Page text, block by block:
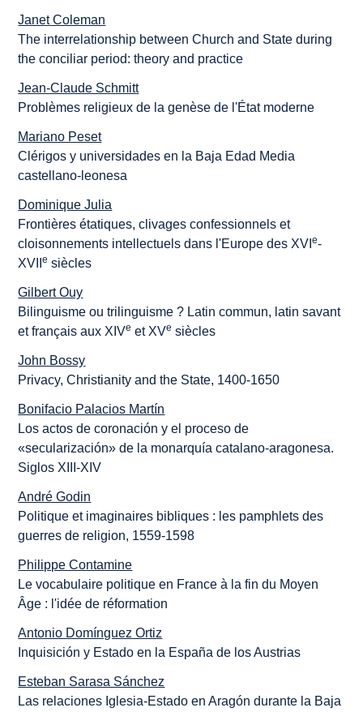
Janet Coleman
The interrelationship between Church and State during
the conciliar period: theory and practice
Jean-Claude Schmitt
Problèmes religieux de la genèse de l'État moderne
Mariano Peset
Clérigos y universidades en la Baja Edad Media
castellano-leonesa
Dominique Julia
Frontières étatiques, clivages confessionnels et
cloisonnements intellectuels dans l'Europe des XVIe-
XVIIe siècles
Gilbert Ouy
Bilinguisme ou trilinguisme ? Latin commun, latin savant
et français aux XIVe et XVe siècles
John Bossy
Privacy, Christianity and the State, 1400-1650
Bonifacio Palacios Martín
Los actos de coronación y el proceso de
«secularización» de la monarquía catalano-aragonesa.
Siglos XIII-XIV
André Godin
Politique et imaginaires bibliques : les pamphlets des
guerres de religion, 1559-1598
Philippe Contamine
Le vocabulaire politique en France à la fin du Moyen
Âge : l'idée de réformation
Antonio Domínguez Ortiz
Inquisición y Estado en la España de los Austrias
Esteban Sarasa Sánchez
Las relaciones Iglesia-Estado en Aragón durante la Baja